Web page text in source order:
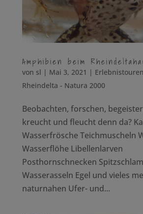
Amphibien beim
von sl | Mai 3, 2021 | Erlebnistouren
Rheindelta - Natura 2000
Beobachten, forschen,
kreucht und fleucht denn da?
Wasserfrösche Teichmuscheln
Wasserflöhe Libellenlarven
Posthornschnecken
Wasserasseln Egel und vieles
naturnahen Ufer- und...